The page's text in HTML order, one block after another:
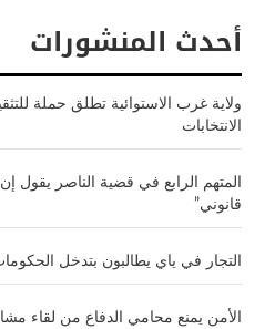
أحدث المنشورات
ولاية غرب الاستوائية تطلق حملة
الانتخابات
المتهم الرابع في قضية الناصر
قانوني”
التجار في ياي يطالبون بتدخل
الأمن يمنع محامي الدفاع من لقاء